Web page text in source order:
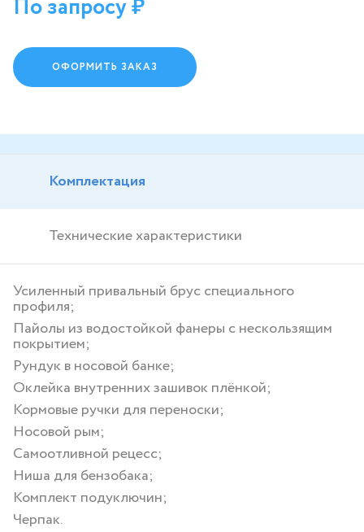
По запросу
ОФОРМИТЬ ЗАКАЗ
Комплектация
Технические характеристики
Усиленный привальный брус специального
профиля;
Пайолы из водостойкой фанеры с нескользящим
покрытием;
Рундук в носовой банке;
Оклейка внутренних зашивок плёнкой;
Кормовые ручки для переноски;
Носовой рым;
Самоотливной рецесс;
Ниша для бензобака;
Комплект подуключин;
Черпак.